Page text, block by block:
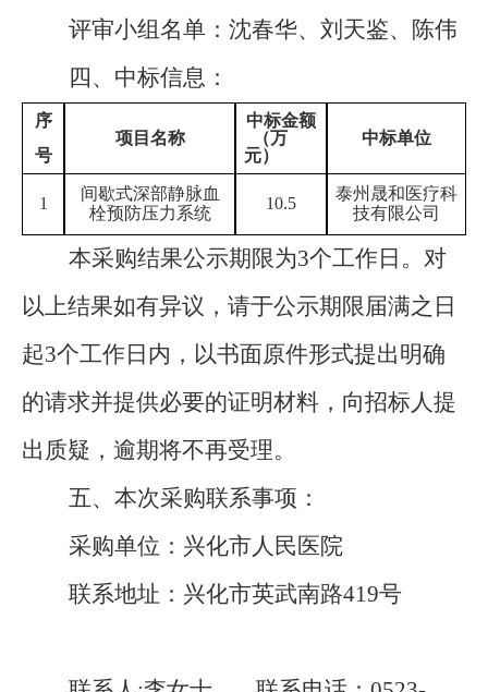
评审小组名单： 沈春华、刘天鉴、陈伟
四、 中标信息：
序
号
项目名称
中标金额
（万
元）
中标单位
1
间歇式深部静脉血
栓预防压力系统
10.5
泰州晟和医疗科
技有限公司
本采购结果公示期限为3个工作日。对
以上结果如有异议，请于公示期限届满之日
起3个工作日内，以书面原件形式提出明确
的请求并提供必要的证明材料，向招标人提
出质疑，逾期将不再受理。
五、本次采购联系事项：
采购单位：兴化市人民医院
联系地址：兴化市英武南路419号